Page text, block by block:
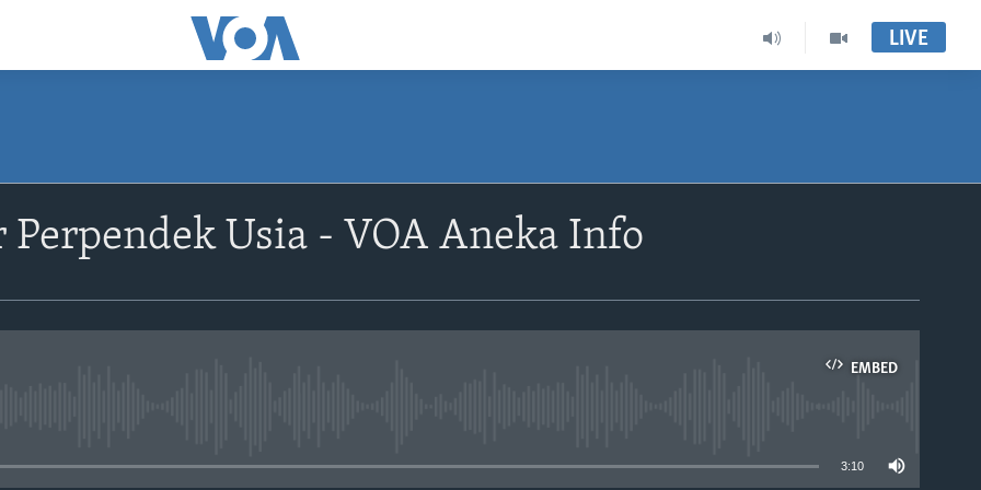
LIVE
Perpendek Usia - VOA Aneka Info
EMBED
3:10